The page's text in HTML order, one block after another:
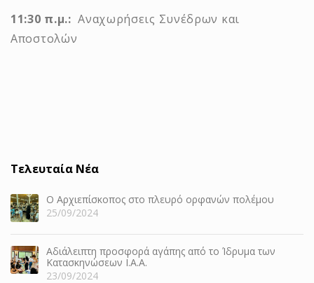
11:30 π.μ.: Αναχωρήσεις Συνέδρων και
Αποστολών
Τελευταία Νέα
Ο Αρχιεπίσκοπος στο πλευρό ορφανών πολέμου
25/09/2024
Αδιάλειπτη προσφορά αγάπης από το Ίδρυμα των
Κατασκηνώσεων Ι.Α.Α.
23/09/2024